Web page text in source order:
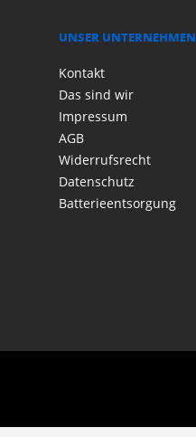
UNSER UNTERNEHMEN
Kontakt
Das sind wir
Impressum
AGB
Widerrufsrecht
Datenschutz
Batterieentsorgung